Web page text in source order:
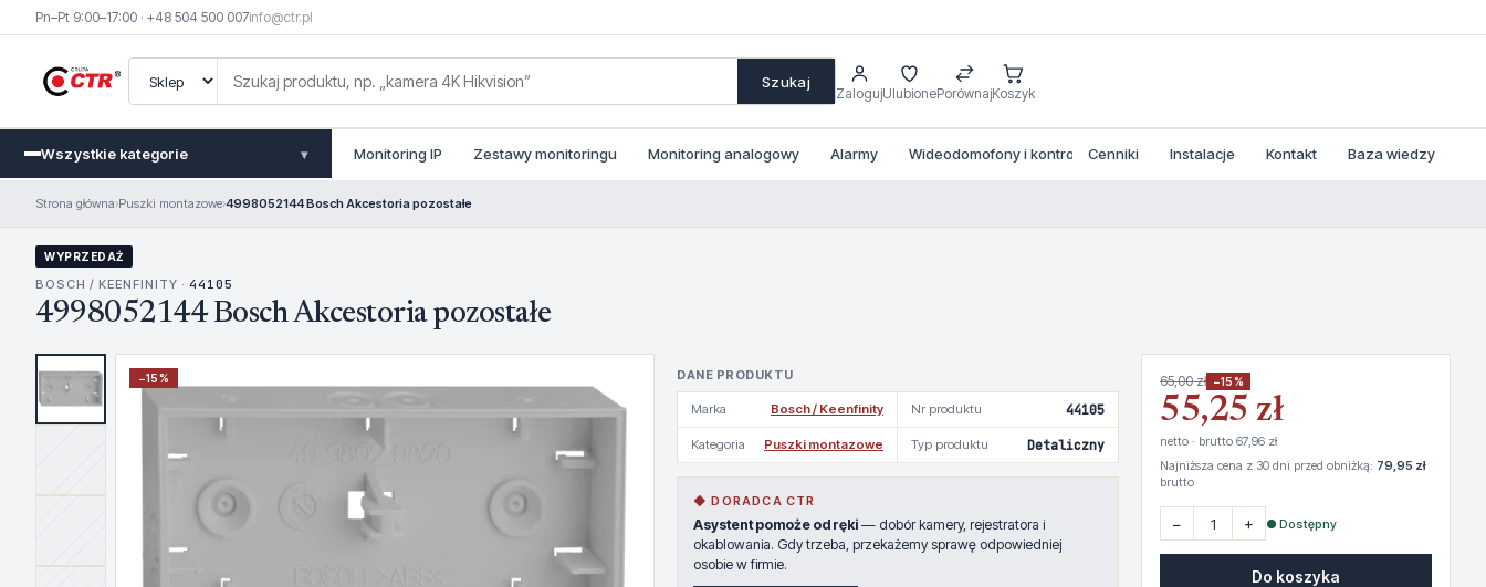
Pn–Pt 9:00–17:00 · +48 504 500 007info@ctr.pl
Szukaj
ZalogujUlubionePorównajKoszyk
Wszystkie kategorie ▾ Monitoring IP Zestawy monitoringu Monitoring analogowy Alarmy Wideodomofony i kontrola dostepu
Cenniki Instalacje Kontakt Baza wiedzy
Strona główna›Puszki montazowe›4998052144 Bosch Akcestoria pozostałe
WYPRZEDAŻ
BOSCH / KEENFINITY · 44105
4998052144 Bosch Akcestoria pozostałe
−15% DANE PRODUKTU
Marka Bosch / Keenfinity Nr produktu 44105
Kategoria Puszki montazowe Typ produktu Detaliczny
◆ DORADCA CTR
Asystent pomoże od ręki — dobór kamery, rejestratora i
okablowania. Gdy trzeba, przekażemy sprawę odpowiedniej
osobie w firmie.
65,00 zł −15%
55,25 zł
netto · brutto 67,96 zł
Najniższa cena z 30 dni przed obniżką: 79,95 zł
brutto
− + ● Dostępny
Do koszyka